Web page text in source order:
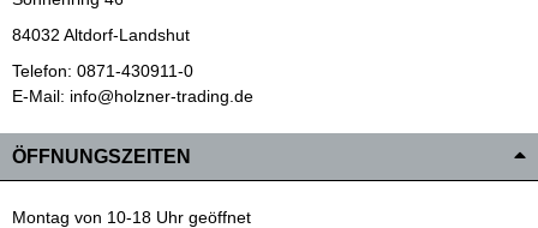
84032 Altdorf-Landshut
Telefon: 0871-430911-0
E-Mail: info@holzner-trading.de
ÖFFNUNGSZEITEN
Montag von 10-18 Uhr geöffnet